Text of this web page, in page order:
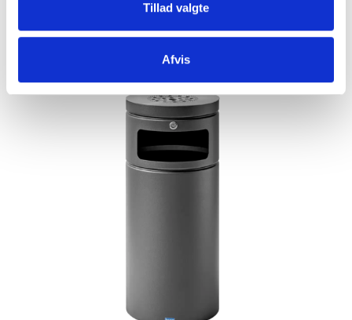
Tillad valgte
Afvis